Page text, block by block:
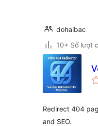
dohaibac
10+ Số lượt
Redirect 404
and SEO.